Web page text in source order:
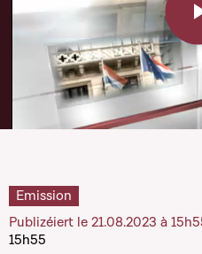
Emission
Publizéiert le 21.08.2023 à
15h55